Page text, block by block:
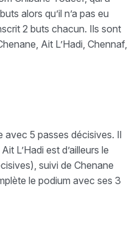
alors qu’il n’a pas eu
2 buts chacun. Ils sont
Ait L’Hadi, Chennaf,
avec 5 passes décisives. Il
L’Hadi est d’ailleurs le
suivi de Chenane
le podium avec ses 3